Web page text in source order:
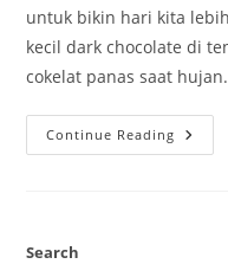
untuk bikin hari kita
kecil dark chocolate di
cokelat panas saat
Continue Reading
Cokelat
Search